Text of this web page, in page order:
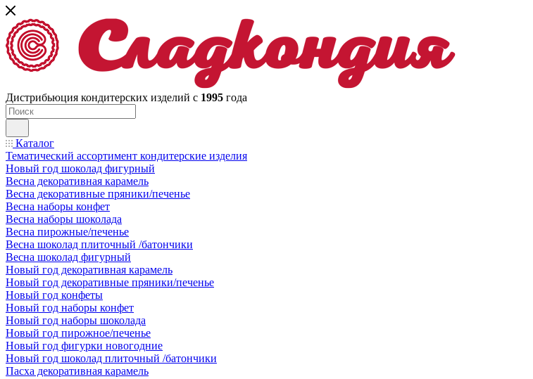
Дистрибьюция кондитерских изделий с 1995 года
Каталог
Тематический ассортимент кондитерские изделия
Новый год шоколад фигурный
Весна декоративная карамель
Весна декоративные пряники/печенье
Весна наборы конфет
Весна наборы шоколада
Весна пирожные/печенье
Весна шоколад плиточный /батончики
Весна шоколад фигурный
Новый год декоративная карамель
Новый год декоративные пряники/печенье
Новый год конфеты
Новый год наборы конфет
Новый год наборы шоколада
Новый год пирожное/печенье
Новый год фигурки новогодние
Новый год шоколад плиточный /батончики
Пасха декоративная карамель